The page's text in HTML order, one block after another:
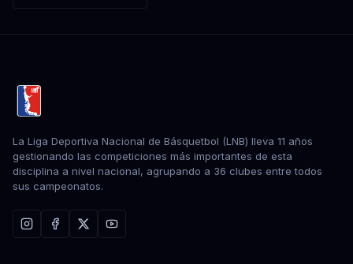
La Liga Deportiva Nacional de Básquetbol (LNB) lleva 11 años
gestionando las competiciones más importantes de esta
disciplina a nivel nacional, agrupando a 36 clubes entre todos
sus campeonatos.